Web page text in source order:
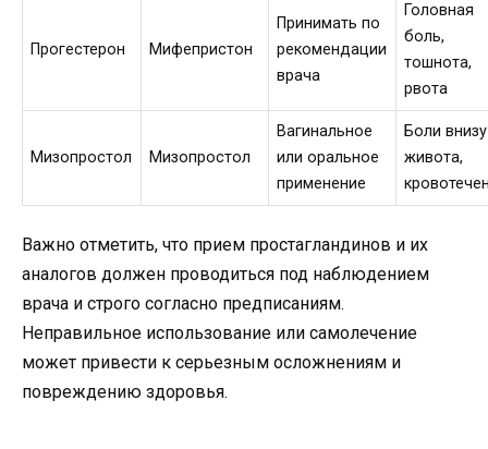
Прогестерон Мифепристон
Принимать по
рекомендации
врача
Головная
боль,
тошнота,
рвота
Мизопростол Мизопростол
Вагинальное
или оральное
применение
Боли внизу
живота,
Важно отметить, что прием простагландинов и их
аналогов должен проводиться под наблюдением
врача и строго согласно предписаниям.
Неправильное использование или самолечение
может привести к серьезным осложнениям и
повреждению здоровья.